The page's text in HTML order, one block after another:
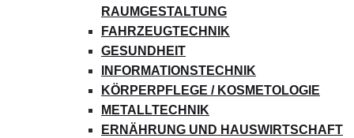
RAUMGESTALTUNG
FAHRZEUGTECHNIK
GESUNDHEIT
INFORMATIONSTECHNIK
KÖRPERPFLEGE / KOSMETOLOGIE
METALLTECHNIK
ERNÄHRUNG UND HAUSWIRTSCHAFT